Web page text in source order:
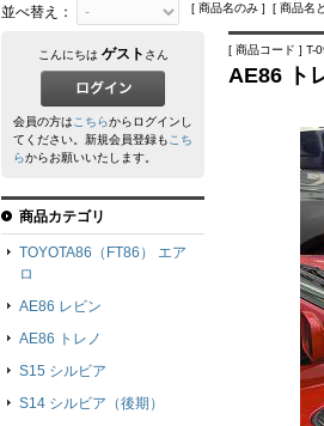
並べ替え： [ 商品名のみ ] [ 商品名
[ 商品コード ] T-
AE86 ト
こんにちは ゲスト さん
会員の方はこちらからログインし
てください。新規会員登録もこち
らからお願いいたします。
商品カテゴリ
TOYOTA86（FT86） エア
ロ
AE86 レビン
AE86 トレノ
S15 シルビア
S14 シルビア（後期）